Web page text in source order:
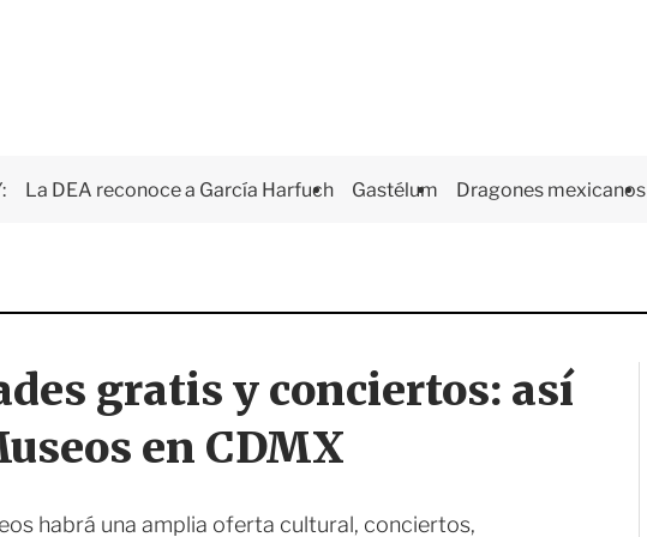
La DEA reconoce a García Harfuch Gastélum Dragones mexicanos
gratis y conciertos: así
en CDMX
habrá una amplia oferta cultural, conciertos,